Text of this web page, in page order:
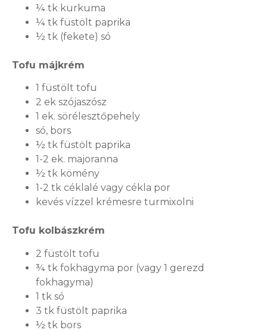
¼ tk kurkuma
¼ tk füstölt paprika
½ tk (fekete) só
Tofu májkrém
1 füstölt tofu
2 ek szójaszósz
1 ek. sörélesztőpehely
só, bors
½ tk füstölt paprika
1-2 ek. majoranna
½ tk kömény
1-2 tk céklalé vagy cékla por
kevés vízzel krémesre turmixolni
Tofu kolbászkrém
2 füstölt tofu
¾ tk fokhagyma por (vagy 1 gerezd
fokhagyma)
1 tk só
3 tk füstölt paprika
½ tk bors